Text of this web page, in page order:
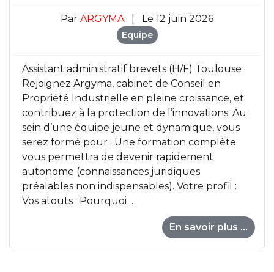
Par ARGYMA Le 12 juin 2026
Equipe
Assistant administratif brevets (H/F) Toulouse
Rejoignez Argyma, cabinet de Conseil en
Propriété Industrielle en pleine croissance, et
contribuez à la protection de l’innovations. Au
sein d’une équipe jeune et dynamique, vous
serez formé pour : Une formation complète
vous permettra de devenir rapidement
autonome (connaissances juridiques
préalables non indispensables). Votre profil :
Vos atouts : Pourquoi …
En savoir plus ...